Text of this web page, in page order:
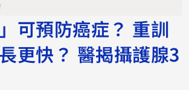
可預防癌症？ 重訓
更快？ 醫揭攝護腺3